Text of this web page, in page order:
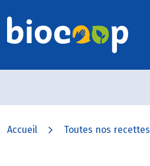
Accueil Toutes nos recettes